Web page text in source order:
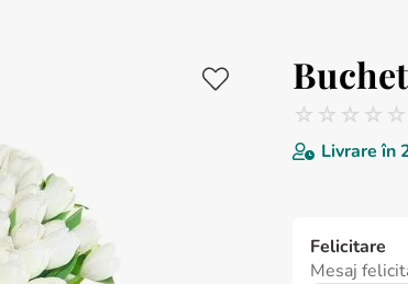
☆ ☆ ☆ ☆ ☆
Nicio recenzie
Livrare în
Felicitare
Mesaj